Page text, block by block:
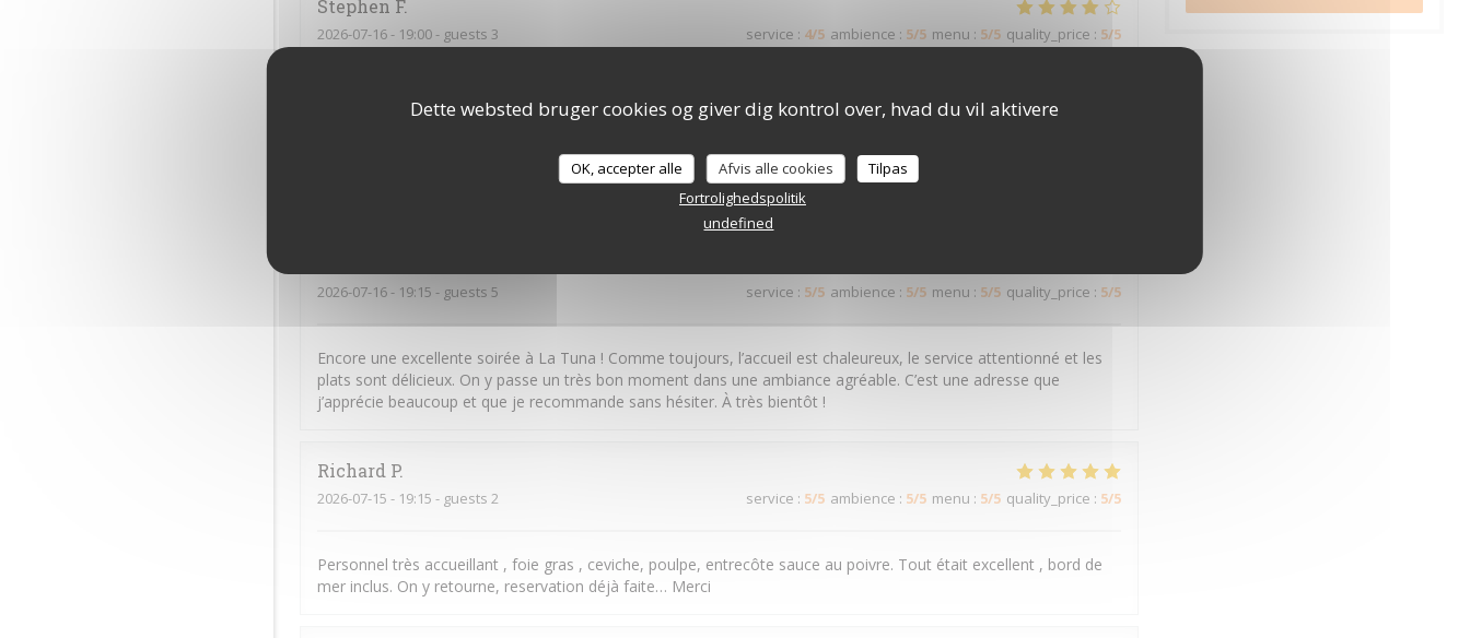
Dette websted bruger cookies og giver dig kontrol over, hvad du vil aktivere
OK, accepter alle Afvis alle cookies
Tilpas
Fortrolighedspolitik
undefined
Stephen F
2026-07-16- 19:00 - guests 3 service : 4/5 ambience : 5/5 menu : 5/5 quality_price : 5/5
2026-07-16- 19:15 - guests 5 service : 5/5 ambience : 5/5 menu : 5/5 quality_price : 5/5
Encore une excellente soirée à La Tuna ! Comme toujours, l’accueil est chaleureux, le service attentionné et les
plats sont délicieux. On y passe un très bon moment dans une ambiance agréable. C’est une adresse que
j’apprécie beaucoup et que je recommande sans hésiter. À très bientôt !
Richard P
2026-07-15 - 19:15 - guests 2 service : 5/5 ambience : 5/5 menu : 5/5 quality_price : 5/5
Personnel très accueillant , foie gras , ceviche, poulpe, entrecôte sauce au poivre. Tout était excellent , bord de
mer inclus. On y retourne, reservation déjà faite… Merci